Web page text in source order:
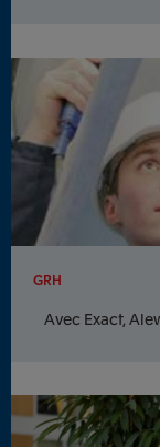
GRH
Avec Exact,